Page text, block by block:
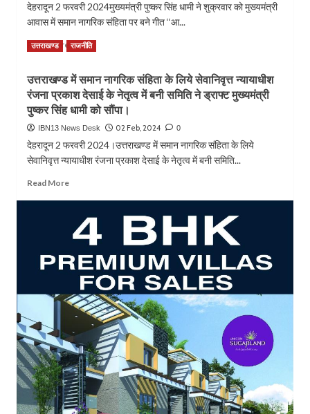
मिला
चार
वातानुकूलक।
देहरादून 2 फरवरी 2024मुख्यमंत्री पुष्कर सिंह धामी ने शुक्रवार को मुख्यमंत्री
आवास में समान नागरिक संहिता पर बने गीत ‘‘आ...
Read MoreRead
यूसीसी
पर
आ
का
मुख्यमंत्री
सिंह
धामी
किया
विमोचन।
उत्तराखण्ड राजनीति
उत्तराखण्ड में समान नागरिक संहिता के लिये सेवानिवृत्त न्यायाधीश
रंजना प्रकाश देसाई के नेतृत्व में बनी समिति ने ड्राफ्ट मुख्यमंत्री
पुष्कर सिंह धामी को सौंपा।
IBN13 News Desk 02 Feb, 2024 0
देहरादून 2 फरवरी 2024।उत्तराखण्ड में समान नागरिक संहिता के लिये
सेवानिवृत्त न्यायाधीश रंजना प्रकाश देसाई के नेतृत्व में बनी समिति...
Read MoreRead
उत्तराखण्ड
नागरिक
संहिता
लिये
सेवानिवृत्त
न्यायाधीश
रंजना
प्रकाश
देसाई
के
नेतृत्व
में